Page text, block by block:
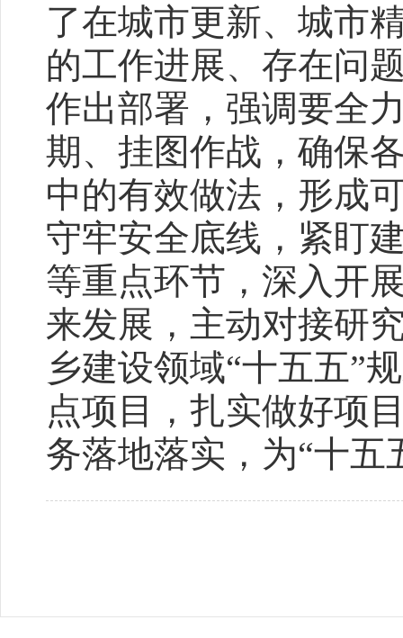
了在城市更新、城市
的工作进展、存在问
作出部署，强调要全
期、挂图作战，确保
中的有效做法，形成
守牢安全底线，紧盯
等重点环节，深入开
来发展，主动对接研
乡建设领域“十五五”
点项目，扎实做好项
务落地落实，为“十五